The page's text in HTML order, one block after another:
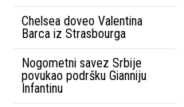
Chelsea doveo Valentina
Barca iz Strasbourga
Nogometni savez Srbije
povukao podršku Gianniju
Infantinu